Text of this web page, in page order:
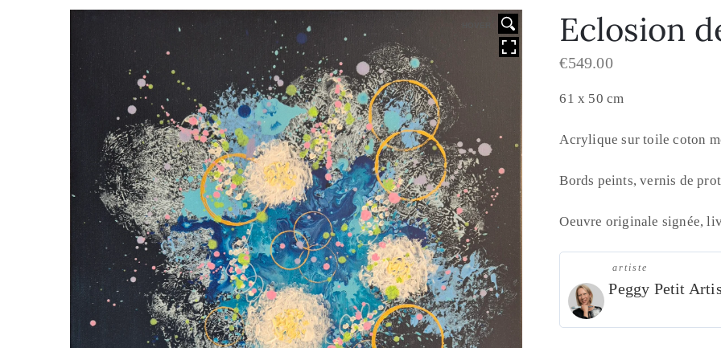
Eclosion
€549.00
61 x 50 cm
Acrylique sur toile coton
Bords peints, vernis de
Oeuvre originale signée,
artiste
Peggy Petit